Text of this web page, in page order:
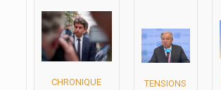
CHRONIQUE
TENSIONS